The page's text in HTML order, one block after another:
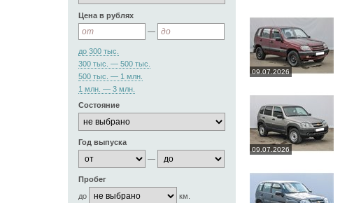
Цена в рублях
—
до 300 тыс.
300 тыс. — 500 тыс.
500 тыс. — 1 млн.
1 млн. — 3 млн.
Состояние
Год выпуска
—
Пробег
до
км.
09.07.2026
09.07.2026